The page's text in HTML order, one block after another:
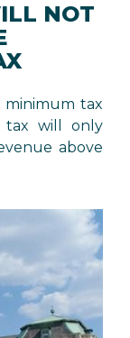
NOT
minimum tax
tax will only
above